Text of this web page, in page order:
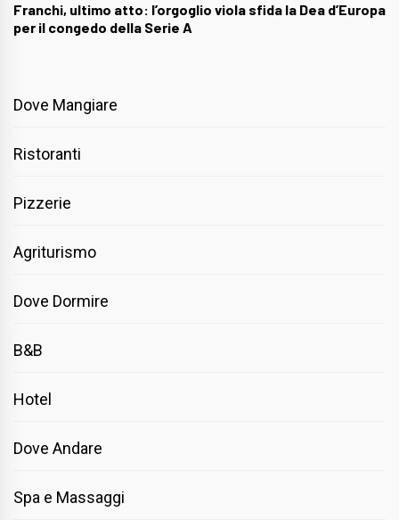
Franchi, ultimo atto: l’orgoglio viola sfida la Dea d’Europa
per il congedo della Serie A
Dove Mangiare
Ristoranti
Pizzerie
Agriturismo
Dove Dormire
B&B
Hotel
Dove Andare
Spa e Massaggi